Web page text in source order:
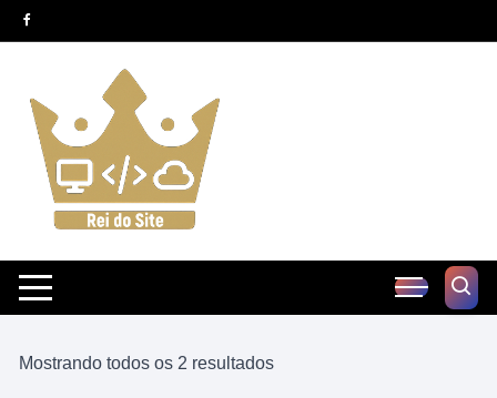
Pular
para
conteúdo
Mostrando todos os 2 resultadosClassificado